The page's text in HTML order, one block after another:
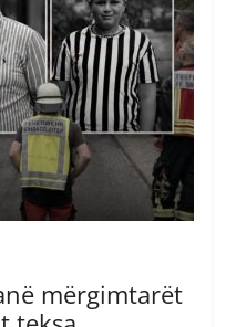
mërgimtarët